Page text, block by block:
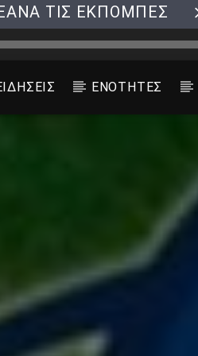
ΤΙΣ ΕΚΠΟΜΠΕΣ
ΕΝΟΤΗΤΕΣ